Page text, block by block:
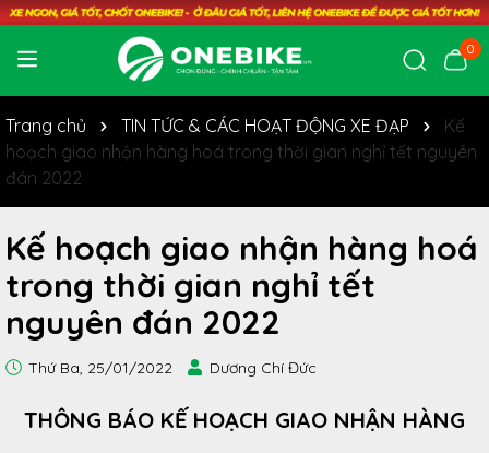
0
Trang chủ TIN TỨC & CÁC HOẠT ĐỘNG XE ĐẠP
Kế
hoạch giao nhận hàng hoá trong thời gian nghỉ tết nguyên
đán 2022
Kế hoạch giao nhận hàng hoá
trong thời gian nghỉ tết
nguyên đán 2022
Thứ Ba, 25/01/2022 Dương Chí Đức
THÔNG BÁO KẾ HOẠCH GIAO NHẬN HÀNG